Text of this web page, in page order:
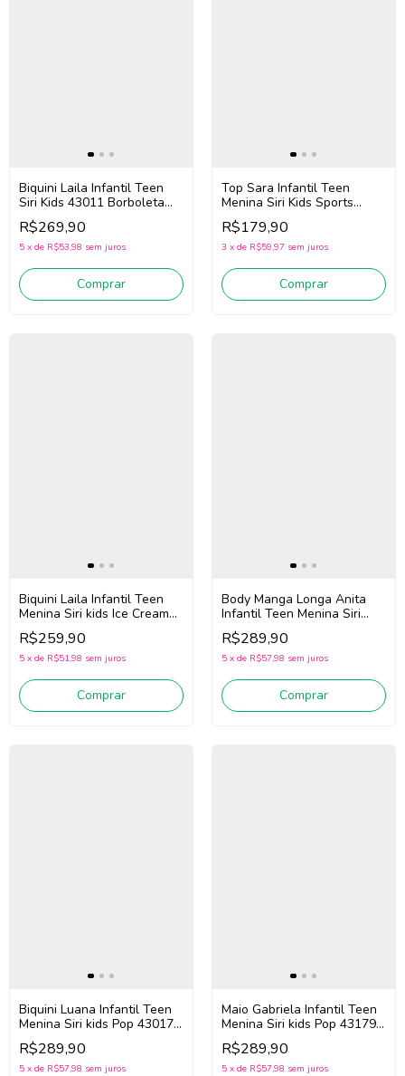
Biquini Laila Infantil Teen
Siri Kids 43011 Borboleta
(Rosa/Amarelo)
R$269,90
5 x de R$53,98 sem juros
Comprar
Top Sara Infantil Teen
Menina Siri Kids Sports
Trilobal 44599 (Marinho)
R$179,90
3 x de R$59,97 sem juros
Comprar
Biquini Laila Infantil Teen
Menina Siri kids Ice Cream
43011 (Roxo)
R$259,90
5 x de R$51,98 sem juros
Comprar
Body Manga Longa Anita
Infantil Teen Menina Siri
Kids Sea Jeans 43206 (Azul)
R$289,90
5 x de R$57,98 sem juros
Comprar
Biquini Luana Infantil Teen
Menina Siri kids Pop 43017
(Rosa/Roxo)
R$289,90
5 x de R$57,98 sem juros
Maio Gabriela Infantil Teen
Menina Siri kids Pop 43179
(Rosa/Roxo)
R$289,90
5 x de R$57,98 sem juros